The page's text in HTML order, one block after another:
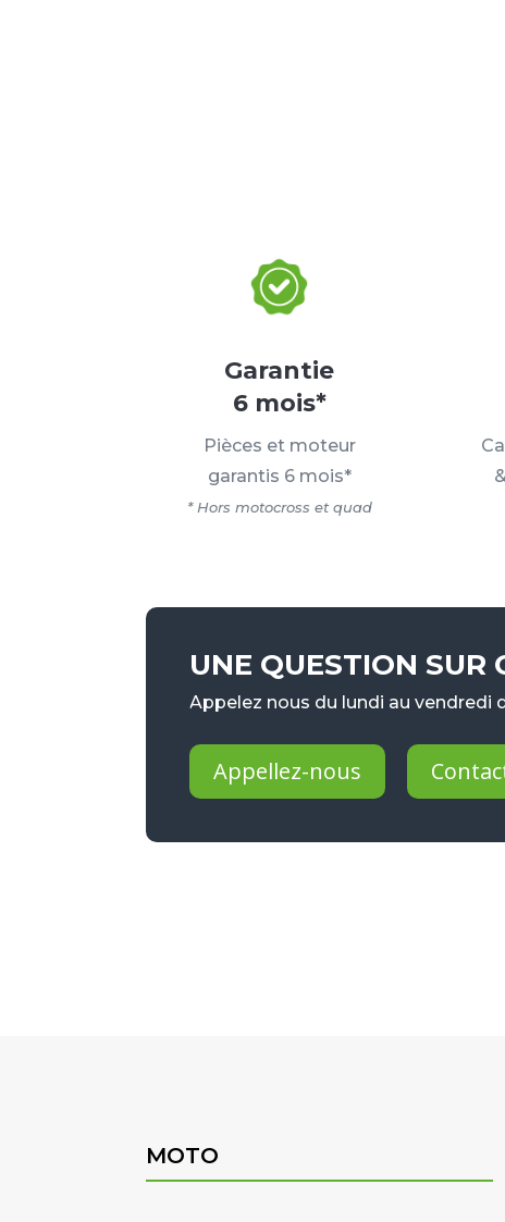
Garantie
6 mois*
Pièces et moteur
garantis 6 mois*
* Hors motocross et quad
UNE QUESTION SUR
Appelez nous du lundi au vendredi
Appellez-nous
MOTO